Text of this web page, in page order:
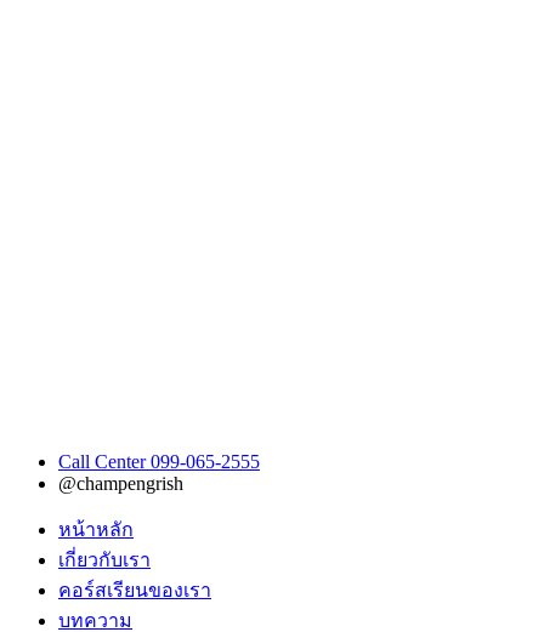
Call Center 099-065-2555
@champengrish
หน้าหลัก
เกี่ยวกับเรา
คอร์สเรียนของเรา
บทความ